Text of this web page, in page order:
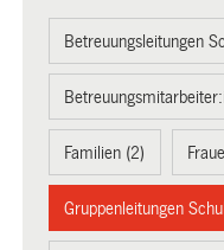
Betreuungsleitungen
Familien (2)
Gruppenleitungen